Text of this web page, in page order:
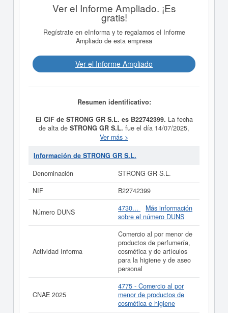
Ver el Informe Ampliado. ¡Es
gratis!
Regístrate en eInforma y te regalamos el Informe
Ampliado de esta empresa
Ver el Informe Ampliado
Resumen identificativo:
El CIF de STRONG GR S.L. es B22742399. La fecha
de alta de STRONG GR S.L. fue el día 14/07/2025,
constituyendo su meta como COMERCIO AL POR
MENOR Y AL POR MAYOR DE PRODUCTOS DE
COSMETICA E HIGIENE. SERVICIOS DE
Esta empresa está clasificada dentro del CNAE en la
cosmética e higiene.
STRONG GR S.L.
Se ha consultado esta ficha un total de 1 veces, donde
la última consulta se ha producido el 10/01/2026. Aquí
mismo puede informarse de qué subvenciones puede
solicitar esta empresa. El capital aproximado de esta
empresa es de 0 a 3.100 €. La empresaSTRONG GR
S.L.está inscrita en el Registro Mercantil de Barcelona
y tiene en el BORME 3 actos.
Si está interesado en conocer más datos de la empresa
acceder inmediatamente a
este Informe ampliado
de STRONG GR S.L. y consultar
los resultados de sus años de actividad, así como los
balances y cuentas de resultados disponibles.
Ver más >
Información de STRONG GR S.L.
Denominación
STRONG GR S.L.
NIF
B22742399
Número DUNS 4730...
Más información
sobre el número DUNS
Actividad Informa
Comercio al por menor de
productos de perfumería,
cosmética y de artículos
para la higiene y de aseo
personal
CNAE 2025
4775 - Comercio al por
menor de productos de
cosmética e higiene